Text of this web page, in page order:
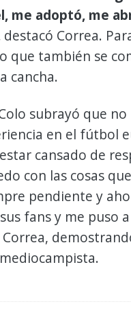
me adoptó, me
destacó Correa.
que también se
cancha.
subrayó que
en el fútbol
cansado de
con las cosas
pendiente y
fans y me puso